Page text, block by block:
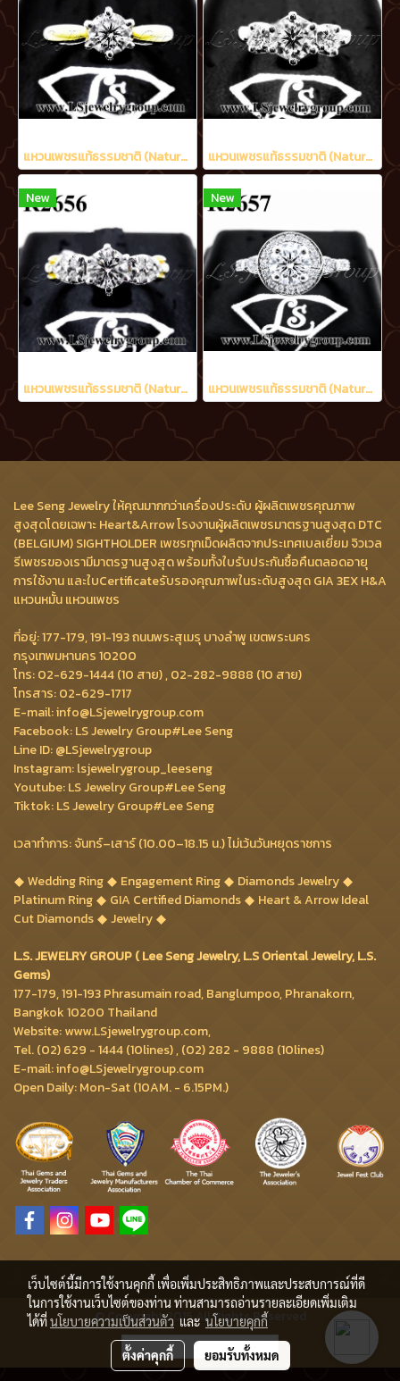
แหวนเพชรแท้ธรรมชาติ (Natural Diamonds) 0.52 Ct. มีใบCer E color (น้ำ 99%)/VVS แหวนเพชรแท้ธรรมชาติ (Natural Diamonds) 1.20 Ct. มีใบ Cer E color (น้ำ 99%)/VVS
New
แหวนเพชรแท้ธรรมชาติ (Natural Diamonds) 0.90 Ct.มีใบCer E color (น้ำ 99%)/VVS
New
แหวนเพชรแท้ธรรมชาติ (Natural Diamonds) 1.42 Ct. มีใบ Cer E color (น้ำ 99%)/VVS
Lee Seng Jewelry ให้คุณมากกว่าเครื่องประดับ ผู้ผลิตเพชรคุณภาพ
สูงสุดโดยเฉพาะ Heart&Arrow โรงงานผู้ผลิตเพชรมาตรฐานสูงสุด DTC
(BELGIUM) SIGHTHOLDER เพชรทุกเม็ดผลิตจากประเทศเบลเยี่ยม จิวเวล
รีเพชรของเรามีมาตรฐานสูงสุด พร้อมทั้งใบรับประกันซื้อคืนตลอดอายุ
การใช้งาน และใบCertificateรับรองคุณภาพในระดับสูงสุด GIA 3EX H&A
แหวนหมั้น แหวนเพชร
ที่อยู่: 177-179, 191-193 ถนนพระสุเมรุ บางลำพู เขตพระนคร
กรุงเทพมหานคร 10200
โทร: 02-629-1444 (10 สาย) , 02-282-9888 (10 สาย)
โทรสาร: 02-629-1717
E-mail: info@LSjewelrygroup.com
Facebook: LS Jewelry Group#Lee Seng
Line ID: @LSjewelrygroup
Instagram: lsjewelrygroup_leeseng
Youtube: LS Jewelry Group#Lee Seng
Tiktok: LS Jewelry Group#Lee Seng
เวลาทำการ: จันทร์–เสาร์ (10.00–18.15 น.) ไม่เว้นวันหยุดราชการ
Wedding Ring
Engagement Ring
Diamonds Jewelry
Platinum Ring
GIA Certified Diamonds
Heart & Arrow Ideal
Cut Diamonds
Jewelry
L.S. JEWELRY GROUP ( Lee Seng Jewelry, L.S Oriental Jewelry, L.S.
Gems)
177-179, 191-193 Phrasumain road, Banglumpoo, Phranakorn,
Bangkok 10200 Thailand
Website: www.LSjewelrygroup.com,
Tel. (02) 629 - 1444 (10lines) , (02) 282 - 9888 (10lines)
E-mail: info@LSjewelrygroup.com
Open Daily: Mon-Sat (10AM. - 6.15PM.)
© Copyright 2015 All Rights Reserved
ผู้เข้าชมวันนี้ 3,285
เว็บไซต์นี้มีการใช้งานคุกกี้ เพื่อเพิ่มประสิทธิภาพและประสบการณ์ที่ดี
ในการใช้งานเว็บไซต์ของท่าน ท่านสามารถอ่านรายละเอียดเพิ่มเติม
ได้ที่นโยบายความเป็นส่วนตัว และ นโยบายคุกกี้
ตั้งค่าคุกกี้ ยอมรับทั้งหมด